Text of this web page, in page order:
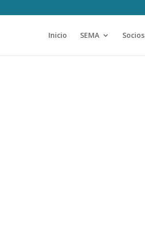
Inicio SEMA Socios